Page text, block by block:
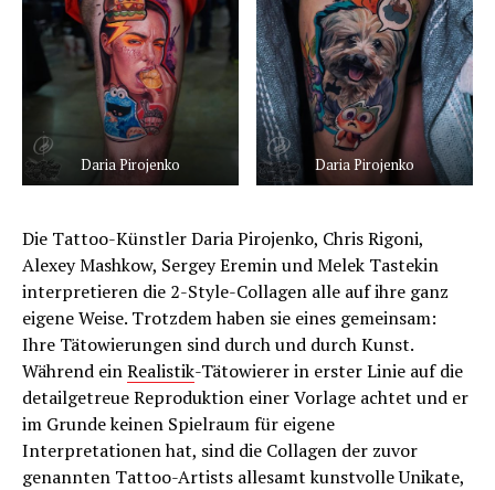
Daria Pirojenko Daria Pirojenko
Die Tattoo-Künstler Daria Pirojenko, Chris Rigoni,
Alexey Mashkow, Sergey Eremin und Melek Tastekin
interpretieren die 2-Style-Collagen alle auf ihre ganz
eigene Weise. Trotzdem haben sie eines gemeinsam:
Ihre Tätowierungen sind durch und durch Kunst.
Während einRealistik-Tätowierer in erster Linie auf die
detailgetreue Reproduktion einer Vorlage achtet und er
im Grunde keinen Spielraum für eigene
Interpretationen hat, sind die Collagen der zuvor
genannten Tattoo-Artists allesamt kunstvolle Unikate,